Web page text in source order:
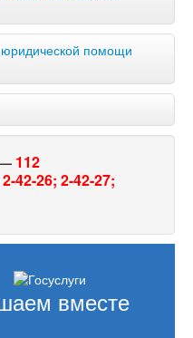
юридической помощи
— 112
42-26; 2-42-27;
вместе